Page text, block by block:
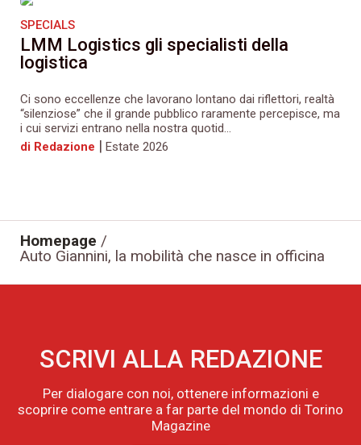
SPECIALS
LMM Logistics gli specialisti della
logistica
Ci sono eccellenze che lavorano lontano dai riflettori, realtà
“silenziose” che il grande pubblico raramente percepisce, ma
i cui servizi entrano nella nostra quotid...
di Redazione | Estate 2026
Homepage /
Auto Giannini, la mobilità che nasce in officina
SCRIVI ALLA REDAZIONE
Per dialogare con noi, ottenere informazioni e
scoprire come entrare a far parte del mondo di Torino
Magazine